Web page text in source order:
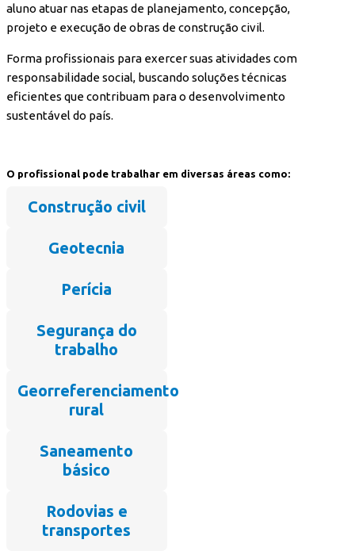
aluno atuar nas etapas de planejamento, concepção,
projeto e execução de obras de construção civil.
Forma profissionais para exercer suas atividades com
responsabilidade social, buscando soluções técnicas
eficientes que contribuam para o desenvolvimento
sustentável do país.
O profissional pode trabalhar em diversas áreas como:
Construção civil
Geotecnia
Perícia
Segurança do
trabalho
Georreferenciamento
rural
Saneamento
básico
Rodovias e
transportes